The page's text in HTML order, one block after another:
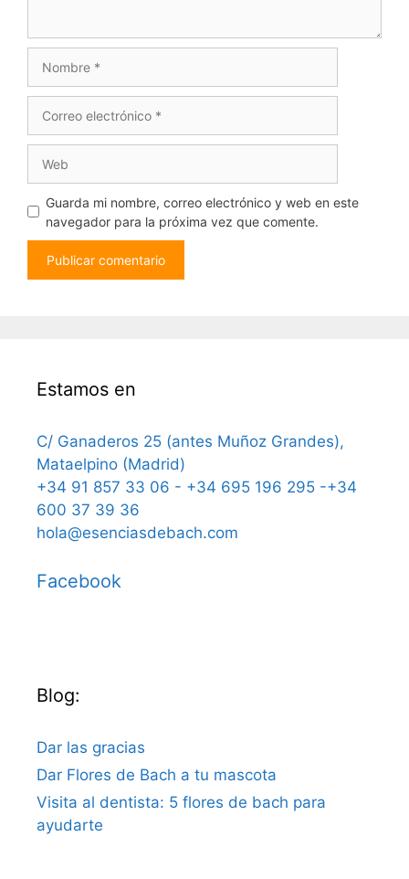
electrónico
Guarda mi nombre, correo electrónico y web en este
navegador para la próxima vez que comente.
Estamos en
C/ Ganaderos 25 (antes Muñoz Grandes),
Mataelpino (Madrid)
+34 91 857 33 06 - +34 695 196 295 -+34
600 37 39 36
hola@esenciasdebach.com
Facebook
Blog:
Dar las gracias
Dar Flores de Bach a tu mascota
Visita al dentista: 5 flores de bach para
ayudarte